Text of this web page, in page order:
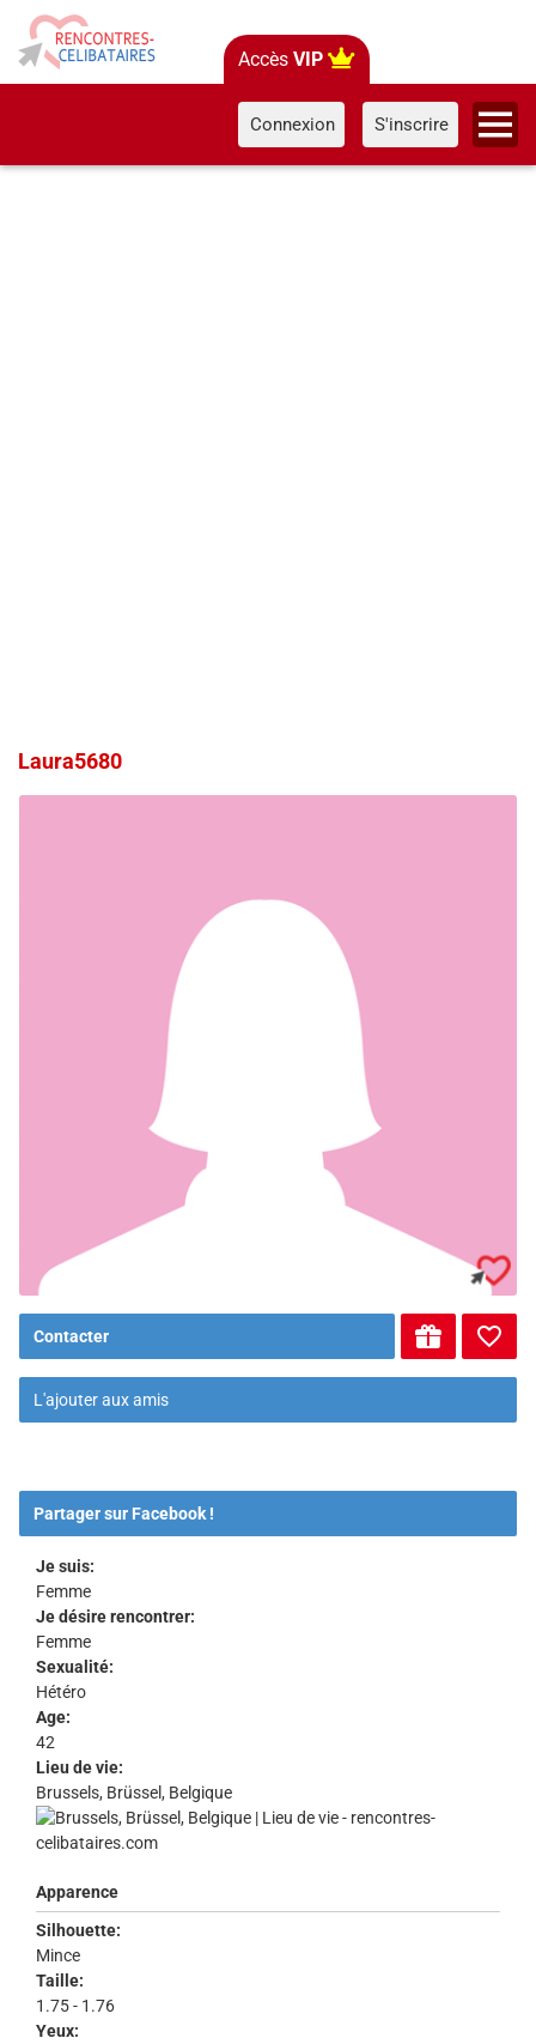
Accès VIP
Connexion S'inscrire
Laura5680
Contacter
L'ajouter aux amis
Partager sur Facebook !
Je suis:
Femme
Je désire rencontrer:
Femme
Sexualité:
Hétéro
Age:
42
Lieu de vie:
Brussels, Brüssel, Belgique
Apparence
Silhouette:
Mince
Taille:
1.75 - 1.76
Yeux: